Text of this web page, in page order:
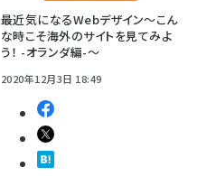
最近気になるWebデザイン～こん
な時こそ海外のサイトを見てみよ
う！ -オランダ編-～
2020年12月3日 18:49